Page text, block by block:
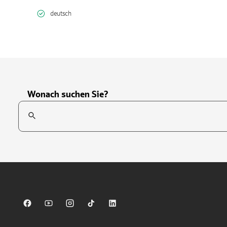
deutsch
Wonach suchen Sie?
Suchfeld
Sparkasse auf Facebook
Sparkasse auf Youtube
Sparkasse auf Instagram
Sparkasse auf TikTok
Sparkasse auf LinkedIn